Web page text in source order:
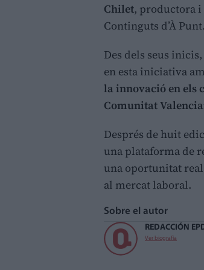
Chilet, productora
Continguts d’À Punt.
Des dels seus
en esta iniciativa
la innovació en els
Comunitat
Després de huit
una plataforma de
una oportunitat
al mercat laboral.
Sobre el autor
REDACCIÓN
Ver biografía